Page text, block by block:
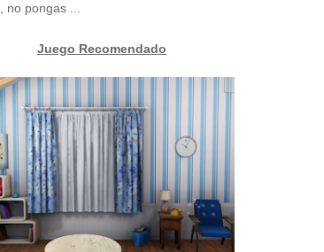
no pongas ...
Juego Recomendado